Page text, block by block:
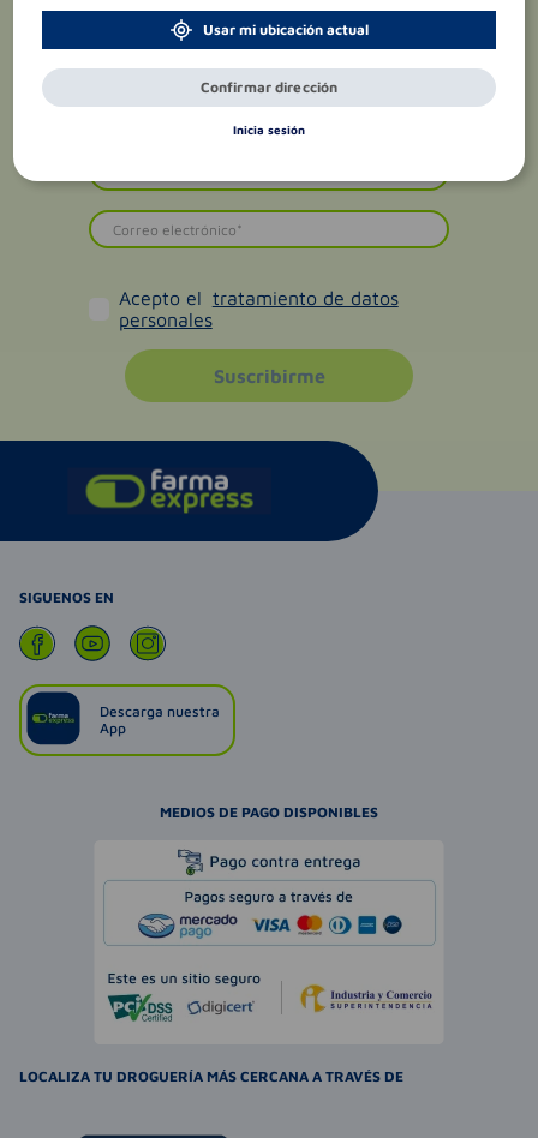
Acepto el tratamiento de datos
personales
Suscribirme
SIGUENOS EN
Descarga nuestra
App
MEDIOS DE PAGO DISPONIBLES
LOCALIZA TU DROGUERÍA MÁS CERCANA A TRAVÉS DE
Usar mi ubicación actual
Confirmar dirección
Inicia sesión